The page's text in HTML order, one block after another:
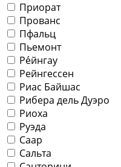
Приорат
Прованс
Пфальц
Пьемонт
Ре́йнгау
Рейнгессен
Риас Байшас
Рибера дель Дуэро
Риоха
Руэда
Саар
Сальта